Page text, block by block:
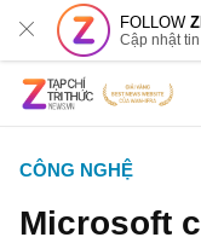
FOLLOW
Cập nhật
CÔNG NGHỆ
Microsoft